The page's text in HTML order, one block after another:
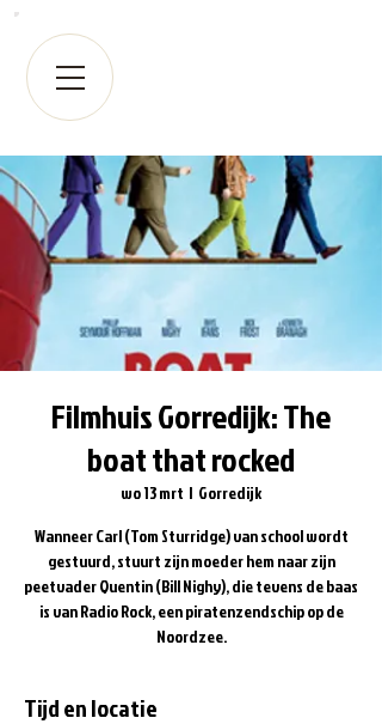
Filmhuis Gorredijk: The
boat that rocked
wo 13 mrt
  |
Gorredijk
Wanneer Carl (Tom Sturridge) van school wordt
gestuurd, stuurt zijn moeder hem naar zijn
peetvader Quentin (Bill Nighy), die tevens de baas
is van Radio Rock, een piratenzendschip op de
Noordzee.
Tijd en locatie